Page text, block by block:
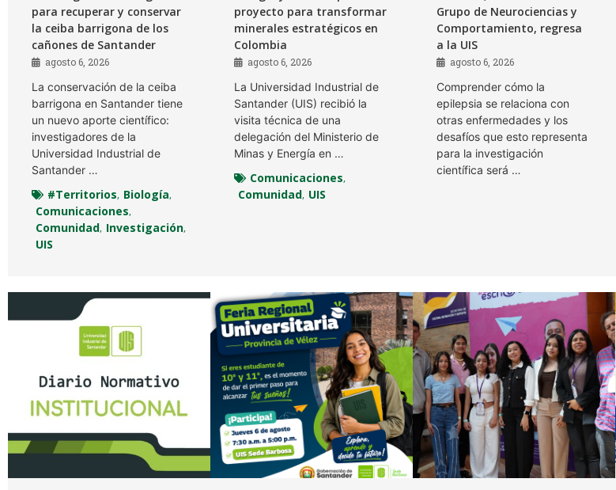
para recuperar y conservar
la ceiba barrigona de los
cañones de Santander
agosto 6, 2026
La conservación de la ceiba
barrigona en Santander tiene
un nuevo aporte científico:
investigadores de la
Universidad Industrial de
Santander …
#Territorios, Biología,
Comunicaciones,
Comunidad, Investigación,
UIS
proyecto para transformar
minerales estratégicos en
Colombia
agosto 6, 2026
La Universidad Industrial de
Santander (UIS) recibió la
visita técnica de una
delegación del Ministerio de
Minas y Energía en …
Comunicaciones,
Comunidad, UIS
Grupo de Neurociencias y
Comportamiento, regresa
a la UIS
agosto 6, 2026
Comprender cómo la
epilepsia se relaciona con
otras enfermedades y los
desafíos que esto representa
para la investigación
científica será …